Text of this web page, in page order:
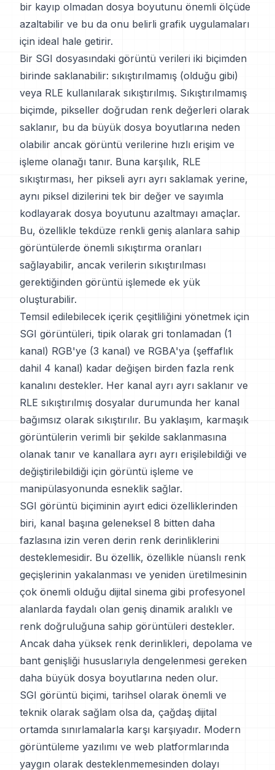
bir kayıp olmadan dosya boyutunu önemli ölçüde
azaltabilir ve bu da onu belirli grafik uygulamaları
için ideal hale getirir.
Bir SGI dosyasındaki görüntü verileri iki biçimden
birinde saklanabilir: sıkıştırılmamış (olduğu gibi)
veya RLE kullanılarak sıkıştırılmış. Sıkıştırılmamış
biçimde, pikseller doğrudan renk değerleri olarak
saklanır, bu da büyük dosya boyutlarına neden
olabilir ancak görüntü verilerine hızlı erişim ve
işleme olanağı tanır. Buna karşılık, RLE
sıkıştırması, her pikseli ayrı ayrı saklamak yerine,
aynı piksel dizilerini tek bir değer ve sayımla
kodlayarak dosya boyutunu azaltmayı amaçlar.
Bu, özellikle tekdüze renkli geniş alanlara sahip
görüntülerde önemli sıkıştırma oranları
sağlayabilir, ancak verilerin sıkıştırılması
gerektiğinden görüntü işlemede ek yük
oluşturabilir.
Temsil edilebilecek içerik çeşitliliğini yönetmek için
SGI görüntüleri, tipik olarak gri tonlamadan (1
kanal) RGB'ye (3 kanal) ve RGBA'ya (şeffaflık
dahil 4 kanal) kadar değişen birden fazla renk
kanalını destekler. Her kanal ayrı ayrı saklanır ve
RLE sıkıştırılmış dosyalar durumunda her kanal
bağımsız olarak sıkıştırılır. Bu yaklaşım, karmaşık
görüntülerin verimli bir şekilde saklanmasına
olanak tanır ve kanallara ayrı ayrı erişilebildiği ve
değiştirilebildiği için görüntü işleme ve
manipülasyonunda esneklik sağlar.
SGI görüntü biçiminin ayırt edici özelliklerinden
biri, kanal başına geleneksel 8 bitten daha
fazlasına izin veren derin renk derinliklerini
desteklemesidir. Bu özellik, özellikle nüanslı renk
geçişlerinin yakalanması ve yeniden üretilmesinin
çok önemli olduğu dijital sinema gibi profesyonel
alanlarda faydalı olan geniş dinamik aralıklı ve
renk doğruluğuna sahip görüntüleri destekler.
Ancak daha yüksek renk derinlikleri, depolama ve
bant genişliği hususlarıyla dengelenmesi gereken
daha büyük dosya boyutlarına neden olur.
SGI görüntü biçimi, tarihsel olarak önemli ve
teknik olarak sağlam olsa da, çağdaş dijital
ortamda sınırlamalarla karşı karşıyadır. Modern
görüntüleme yazılımı ve web platformlarında
yaygın olarak desteklenmemesinden dolayı